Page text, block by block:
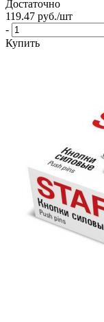
Достаточно
119.47 руб./шт
-
Купить